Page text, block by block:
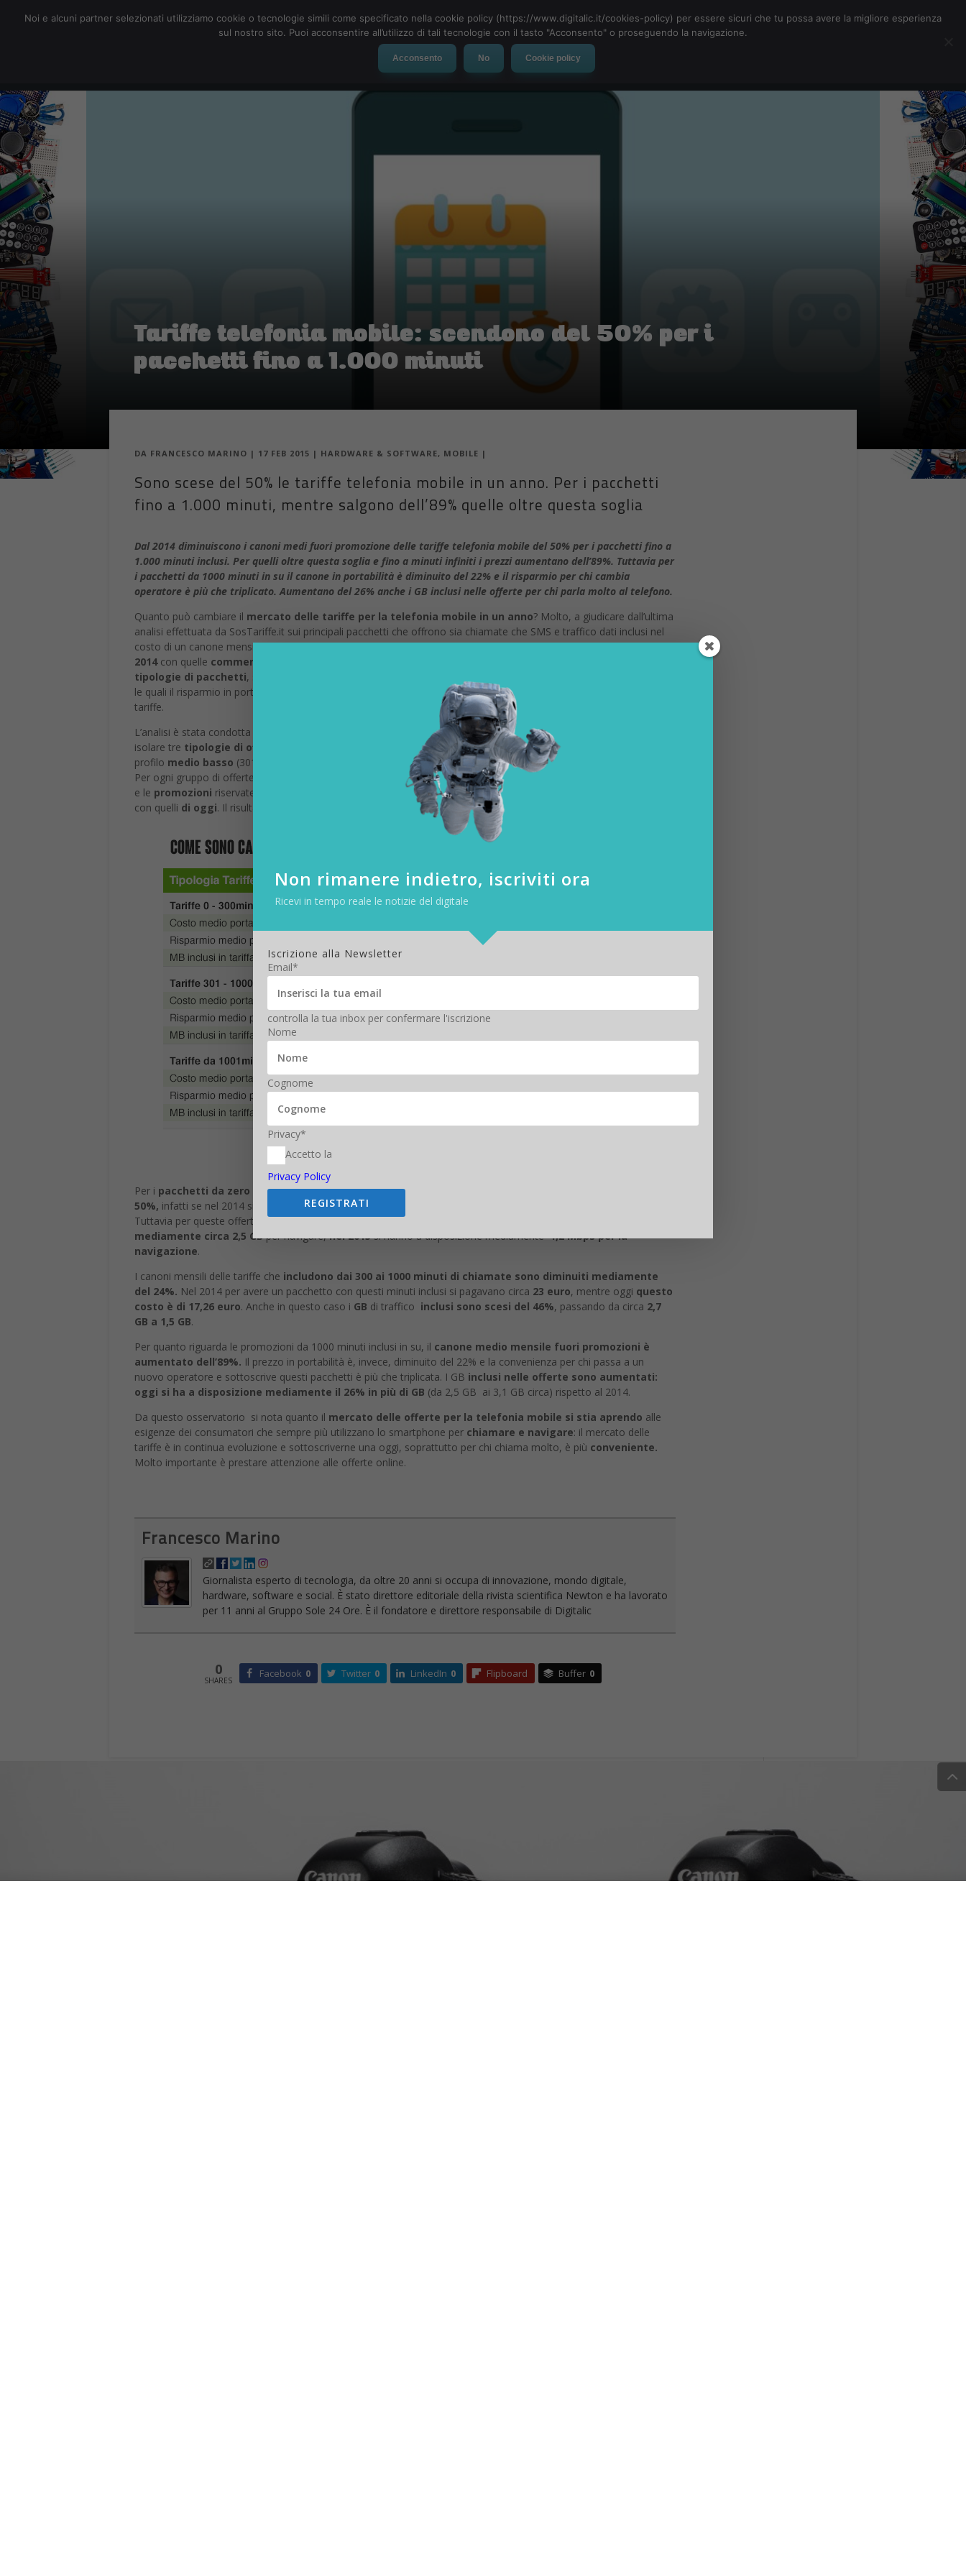
Social Network App Automotive Tech-News
Tariffe telefonia mobile: scendono del 50% per i
pacchetti fino a 1.000 minuti
DA FRANCESCO MARINO | 17 FEB 2015 | HARDWARE & SOFTWARE, MOBILE |
Sono scese del 50% le tariffe telefonia mobile in un anno. Per i pacchetti
fino a 1.000 minuti, mentre salgono dell’89% quelle oltre questa soglia
Dal 2014 diminuiscono i canoni medi fuori promozione delle tariffe telefonia mobile del 50% per i pacchetti fino a
1.000 minuti inclusi. Per quelli oltre questa soglia e fino a minuti infiniti i prezzi aumentano dell’89%. Tuttavia per
i pacchetti da 1000 minuti in su il canone in portabilità è diminuito del 22% e il risparmio per chi cambia
operatore è più che triplicato. Aumentano del 26% anche i GB inclusi nelle offerte per chi parla molto al telefono.
Quanto può cambiare il mercato delle tariffe per la telefonia mobile in un anno? Molto, a giudicare dall’ultima
analisi effettuata da SosTariffe.it sui principali pacchetti che offrono sia chiamate che SMS e traffico dati inclusi nel
costo di un canone mensile. L’osservatorio ha messo aconfronto costi e promozioni delle tariffe offerte nel
2014con quelle commercializzate oggi
tipologie di pacchetti, soprattutto per i pacchetti che offrono dai 1000 minuti di conversazione gratuiti, tariffe per
le quali il risparmio in portabilità è triplicato. Aumentano anche i GB di traffico dati inclusi in questa tipologia di
tariffe.
L’analisi è stata condotta suddividendo le tariffe in base ai minuti offerti con l’abbonamento o ricaricabile in modo da
isolare tre tipologie di offerte adatte ad altrettanti ipotetici consumatori : profilobasso
profilo medio basso (301 – 1000 minuti di chiamate), profiloalto(da 1001 a infiniti minuti di chiamate gratuite).
Per ogni gruppo di offerte è stato
calcolato il costo medio standard,iGBper la navigazione inclusi nelle offerte
e le promozioni riservate ai nuovi clienti (portabilità del numero). Sono stati raccolti i dati del
con quelli di oggi. Il risultato è riassunto nella seguente tabella:
Per i pacchetti da zero fino a 300 minuti inclusila media dei canoni mensili fuori promozione è
50%, infatti se nel 2014 si doveva pagare in media poco più di 21,54 euro, oggi il costo è
Tuttavia per queste offerte sono diminuiti del 53% i GB inclusi per il traffico dati: se nel
mediamente circa 2,5 GBper navigare,nel 2015si hanno a disposizione mediamente1,2 Mbps per la
navigazione.
I canoni mensili delle tariffe che includono dai 300 ai 1000 minuti di chiamate sono diminuiti mediamente
del 24%. Nel 2014 per avere un pacchetto con questi minuti inclusi si pagavano circa 23 euro, mentre oggi questo
costo è di 17,26 euro. Anche in questo caso i GB di traffico inclusi sono scesi del 46%, passando da circa 2,7
GB a 1,5 GB.
Per quanto riguarda le promozioni da 1000 minuti inclusi in su, il canone medio mensile fuori promozioni è
aumentato dell’89%. Il prezzo in portabilità è, invece, diminuito del 22% e la convenienza per chi passa a un
nuovo operatore e sottoscrive questi pacchetti è più che triplicata. I GB inclusi nelle offerte sono aumentati:
oggi si ha a disposizione mediamente il 26% in più di GB (da 2,5 GB ai 3,1 GB circa) rispetto al 2014.
Da questo osservatorio si nota quanto il mercato delle offerte per la telefonia mobile si stia aprendo alle
esigenze dei consumatori che sempre più utilizzano lo smartphone per chiamare e navigare: il mercato delle
tariffe è in continua evoluzione e sottoscriverne una oggi, soprattutto per chi chiama molto, è più conveniente.
Molto importante è prestare attenzione alle offerte online.
Francesco Marino
Giornalista esperto di tecnologia, da oltre 20 anni si occupa di innovazione, mondo digitale,
hardware, software e social. È stato direttore editoriale della rivista scientifica Newton e ha lavorato
per 11 anni al Gruppo Sole 24 Ore. È il fondatore e direttore responsabile di Digitalic
0
SHARES
Facebook 0 Twitter 0 LinkedIn 0 Flipboard Buffer 0
Non rimanere indietro, iscriviti ora
Ricevi in tempo reale le notizie del digitale
Iscrizione alla Newsletter
Email*
controlla la tua inbox per confermare l'iscrizione
Nome
Cognome
Privacy*
Accetto la
Privacy Policy
REGISTRATI
Noi e alcuni partner selezionati utilizziamo cookie o tecnologie simili come specificato nella cookie policy (https://www.digitalic.it/cookies-policy) per essere sicuri che tu possa avere la migliore esperienza
sul nostro sito. Puoi acconsentire all’utilizzo di tali tecnologie con il tasto "Acconsento" o proseguendo la navigazione.
Acconsento No Cookie policy